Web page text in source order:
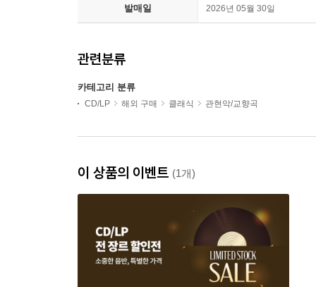
발매일 2026년 05월 30일
관련분류
카테고리 분류
CD/LP 해외 구매 클래식 관현악/교향곡
이 상품의 이벤트 (1개)